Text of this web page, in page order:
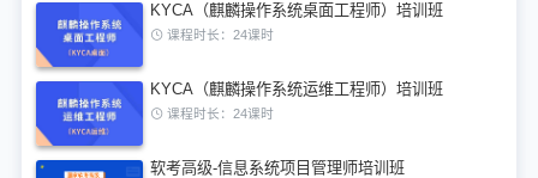
KYCA（麒麟操作系统桌面工程师）培训班
课程时长：24课时
KYCA（麒麟操作系统运维工程师）培训班
课程时长：24课时
软考高级-信息系统项目管理师培训班